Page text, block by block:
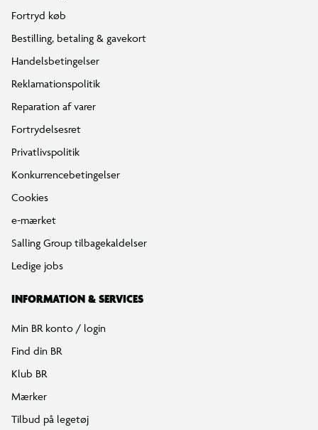
Fortryd køb
Bestilling, betaling & gavekort
Handelsbetingelser
Reklamationspolitik
Reparation af varer
Fortrydelsesret
Privatlivspolitik
Konkurrencebetingelser
Cookies
e-mærket
Salling Group tilbagekaldelser
Ledige jobs
INFORMATION & SERVICES
Min BR konto / login
Find din BR
Klub BR
Mærker
Tilbud på legetøj